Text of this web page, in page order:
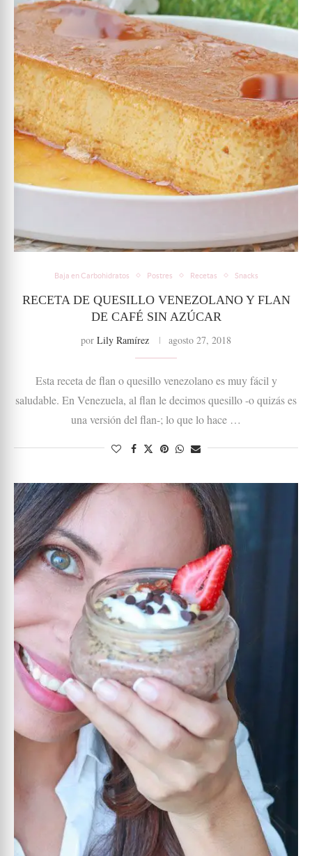
Baja en Carbohidratos Postres Recetas Snacks
RECETA DE QUESILLO VENEZOLANO Y FLAN
DE CAFÉ SIN AZÚCAR
por Lily Ramírez agosto 27, 2018
Esta receta de flan o quesillo venezolano es muy fácil y
saludable. En Venezuela, al flan le decimos quesillo -o quizás es
una versión del flan-; lo que lo hace …